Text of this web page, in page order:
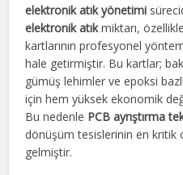
elektronik atık yönetimi
elektronik atıkmiktarı,
kartlarının profesyonel
hale getirmiştir. Bu kartlar;
gümüş lehimler ve epoksi
için hem yüksek ekonomik
Bu nedenle PCB ayrıştırma
dönüşüm tesislerinin en kritik
gelmiştir.